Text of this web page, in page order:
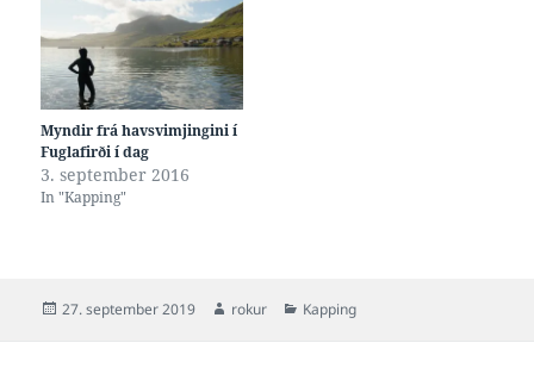
Myndir frá havsvimjingini í
Fuglafirði í dag
3. september 2016
In "Kapping"
Posted
27. september 2019 Author
rokur Categories
Kapping